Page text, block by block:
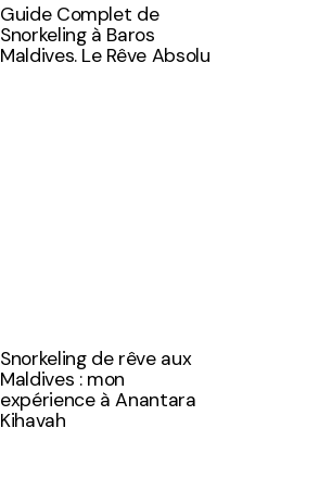
Guide Complet de
Snorkeling à Baros
Maldives. Le Rêve Absolu
Snorkeling de rêve aux
Maldives : mon
expérience à Anantara
Kihavah